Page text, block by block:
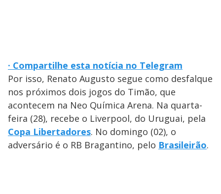
· Compartilhe esta notícia no Telegram
Por isso, Renato Augusto segue como desfalque
nos próximos dois jogos do Timão, que
acontecem na Neo Química Arena. Na quarta-
feira (28), recebe o Liverpool, do Uruguai, pela
Copa Libertadores. No domingo (02), o
adversário é o RB Bragantino, pelo Brasileirão.